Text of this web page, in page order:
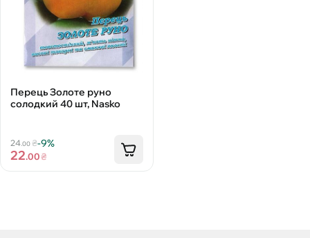
Перець Золоте руно
солодкий 40 шт, Nasko
24.00₴-9%
22.00₴